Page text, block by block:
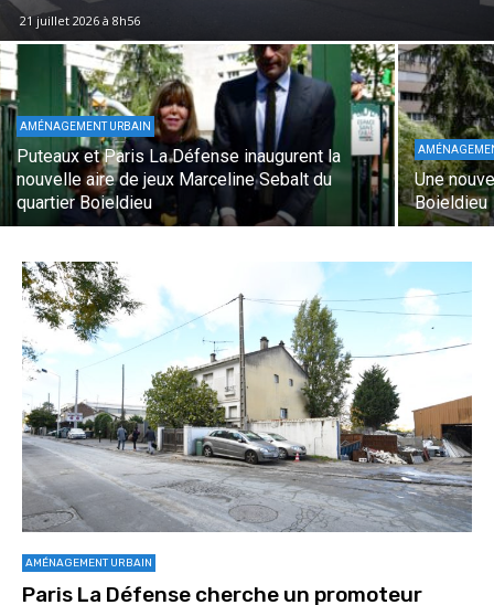
21 juillet 2026 à 8h56
AMÉNAGEMENT URBAIN
Puteaux et Paris La Défense inaugurent la
nouvelle aire de jeux Marceline Sebalt du
quartier Boieldieu
Une
Boieldieu
AMÉNAGEMENT URBAIN
Paris La Défense cherche un promoteur